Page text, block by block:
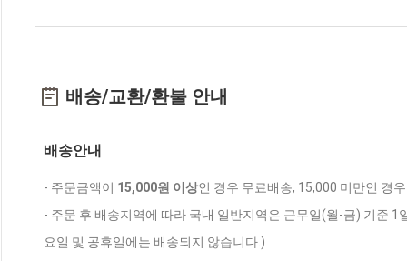
배송/교환/환불 안내
배송안내
- 주문금액이 15,000원 이상인 경우 무료배송, 15,000 미만인 경
- 주문 후 배송지역에 따라 국내 일반지역은 근무일(월-금) 기준
요일 및 공휴일에는 배송되지 않습니다.)